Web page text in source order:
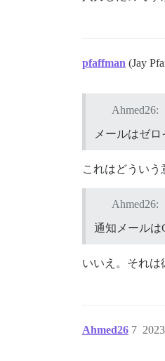
pfaffman (Jay
Ahmed26:
メールはゼ
これはどうい
Ahmed26:
通知メールは
いいえ。それは
Ahmed26 7